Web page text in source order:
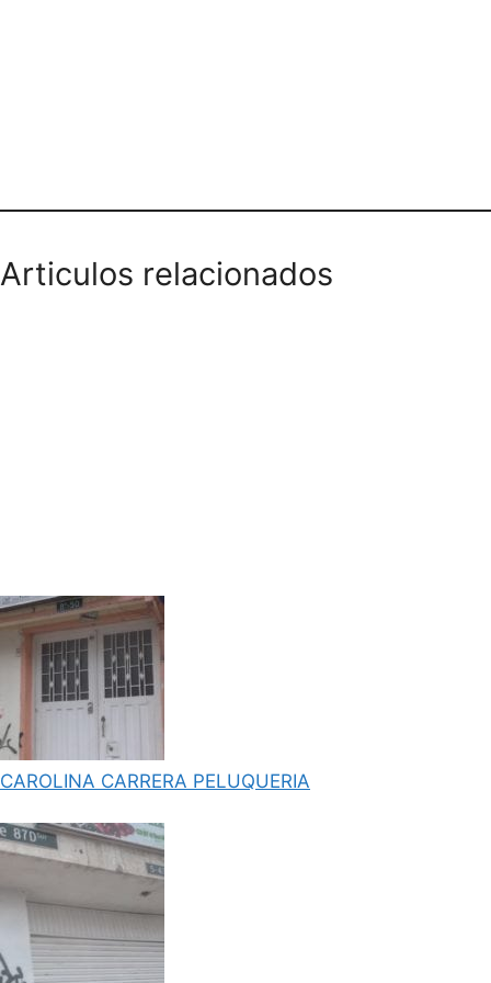
Articulos relacionados
CAROLINA CARRERA PELUQUERIA